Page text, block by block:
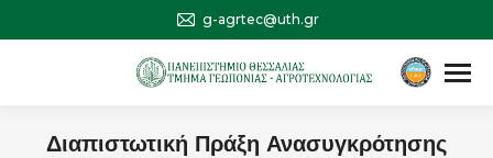
g-agrtec@uth.gr
Διαπιστωτική Πράξη Ανασυγκρότησης